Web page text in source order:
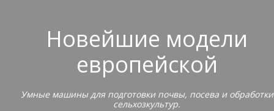
Новейшие модели
европейской
сельхозтехники
Умные машины для подготовки почвы, посева и обработки
сельхозкультур.